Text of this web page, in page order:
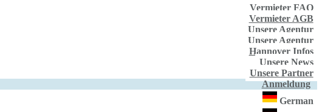
Vermieter FAQ
Vermieter AGB
Unsere Agentur
Unsere Agentur
Hannover Infos
Unsere News
Unsere Partner
Anmeldung
German